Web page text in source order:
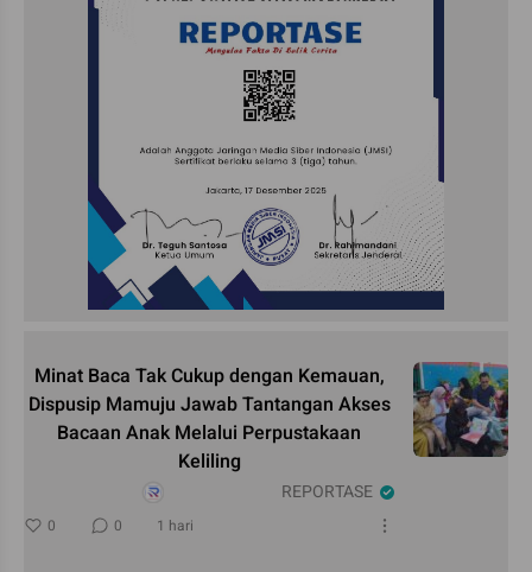
Minat Baca Tak Cukup dengan Kemauan,
Dispusip Mamuju Jawab Tantangan Akses
Bacaan Anak Melalui Perpustakaan
Keliling
REPORTASE
0 0 1 hari